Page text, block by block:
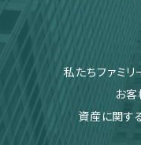
私たちファミリ
お
資産に関す